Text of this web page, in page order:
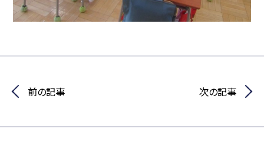
前の記事 次の記事